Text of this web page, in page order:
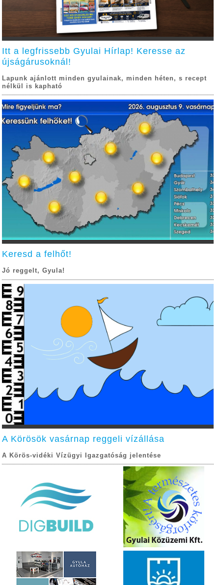
Itt a legfrissebb Gyulai Hírlap! Keresse az
újságárusoknál!
Lapunk ajánlott minden gyulainak, minden héten, s recept
nélkül is kapható
Keresd a felhőt!
Jó reggelt, Gyula!
A Körösök vasárnap reggeli vízállása
A Körös-vidéki Vízügyi Igazgatóság jelentése